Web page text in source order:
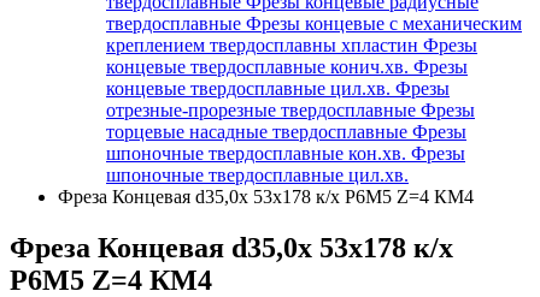
твердосплавные Фрезы концевые с механическим
креплением твердосплавны хпластин Фрезы
концевые твердосплавные конич.хв. Фрезы
концевые твердосплавные цил.хв. Фрезы
отрезные-прорезные твердосплавные Фрезы
торцевые насадные твердосплавные Фрезы
шпоночные твердосплавные кон.хв. Фрезы
шпоночные твердосплавные цил.хв.
Фреза Концевая d35,0х 53х178 к/х Р6М5 Z=4 КМ4
Фреза Концевая d35,0х 53х178 к/х
Р6М5 Z=4 КМ4